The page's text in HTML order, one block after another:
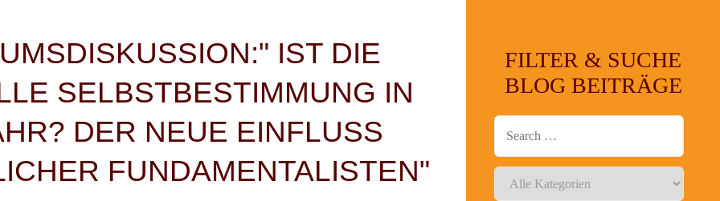
IST DIE
SELBSTBESTIMMUNG IN
DER NEUE EINFLUSS
FUNDAMENTALISTEN"
FILTER & SUCHE
BLOG BEITRÄGE